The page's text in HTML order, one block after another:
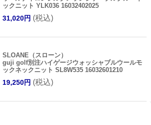
ックニット YLK036 16032402025
31,020円 (税込)
SLOANE（スローン）
guji golf別注ハイゲージウォッシャブルウールモ
ックネックニット SL8W535 16032601210
19,250円 (税込)